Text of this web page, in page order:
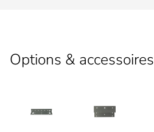
Options & accessoires